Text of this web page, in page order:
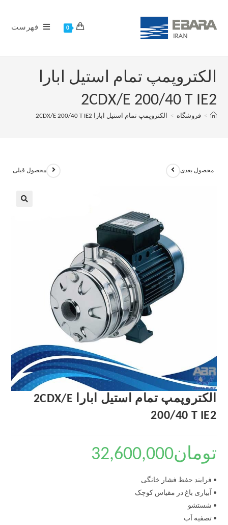
0 فهرست
الکتروپمپ تمام استیل ابارا
2CDX/E 200/40 T IE2
> فروشگاه > الکتروپمپ تمام استیل ابارا 2CDX/E 200/40 T IE2
محصول قبلی محصول بعدی
الکتروپمپ تمام استیل ابارا 2CDX/E
200/40 T IE2
تومان32,600,000
• فرایند حفظ فشار خانگی
• آبیاری باغ در مقیاس کوچک
• شستشو
• تصفیه آب